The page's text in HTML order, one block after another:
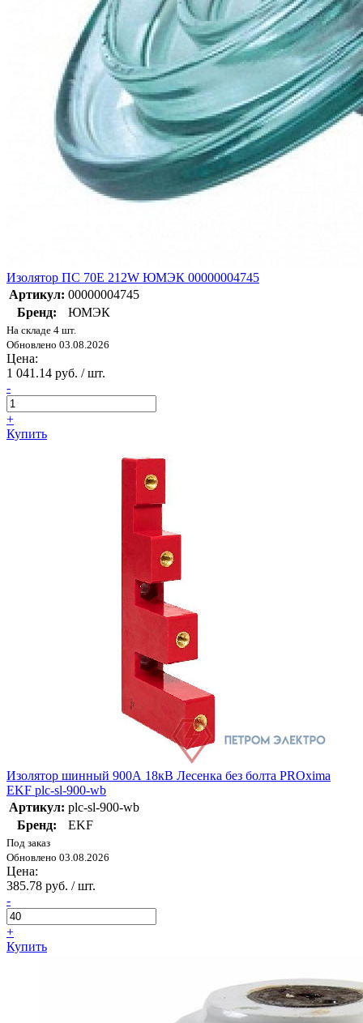
Изолятор ПС 70Е 212W ЮМЭК 00000004745
Артикул: 00000004745
Бренд:
ЮМЭК
На складе 4 шт.
Обновлено 03.08.2026
Цена:
1 041.14 руб. / шт.
-
+
Купить
Изолятор шинный 900А 18кВ Лесенка без болта PROxima
EKF plc-sl-900-wb
Артикул: plc-sl-900-wb
Бренд:
EKF
Под заказ
Обновлено 03.08.2026
Цена:
385.78 руб. / шт.
-
+
Купить